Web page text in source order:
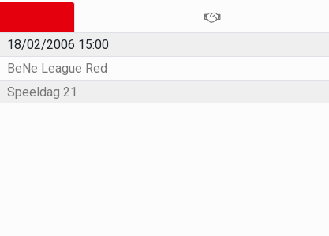
18/02/2006 15:00
BeNe League Red
Speeldag 21